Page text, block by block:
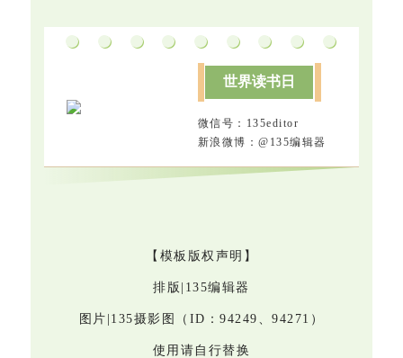
世界读书日
微信号：135editor
新浪微博：@135编辑器
【模板版权声明】
排版|135编辑器
图片|135摄影图（ID：94249、94271）
使用请自 行替换